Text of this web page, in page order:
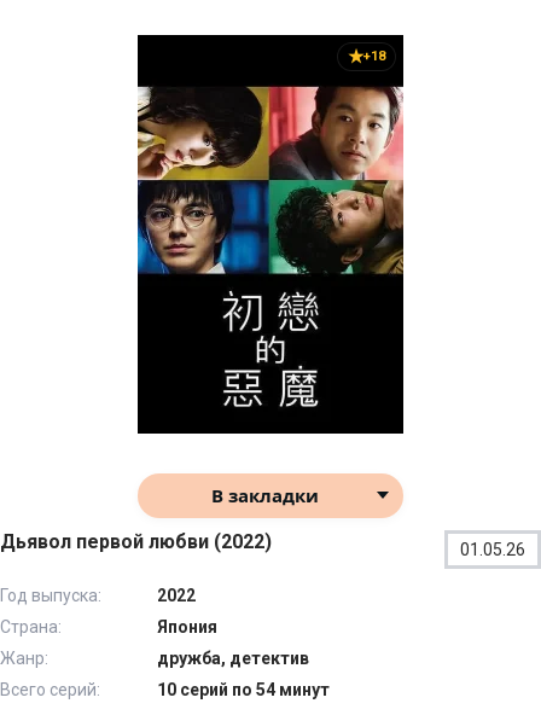
+18
В закладки
Дьявол первой любви (2022) 01.05.26
Год выпуска:
2022
Страна:
Япония
Жанр:
дружба, детектив
Всего серий:
10 серий по 54 минут